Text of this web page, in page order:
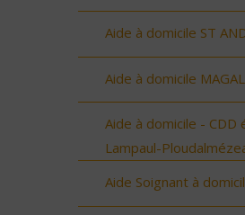
Aide à domicile ST
Aide à domicile
Aide à domicile -
Lampaul-
Aide Soignant à